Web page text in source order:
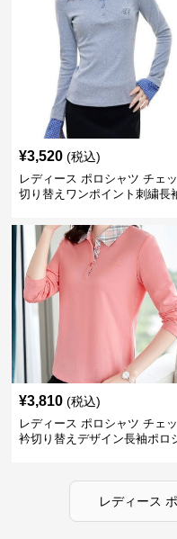
¥3,520 (税込)
レディース ポロシャツ チェ
切り替えワンポイント刺繍長
¥3,810 (税込)
レディース ポロシャツ チェ
衿切り替えデザイン長袖ポロ
レディース